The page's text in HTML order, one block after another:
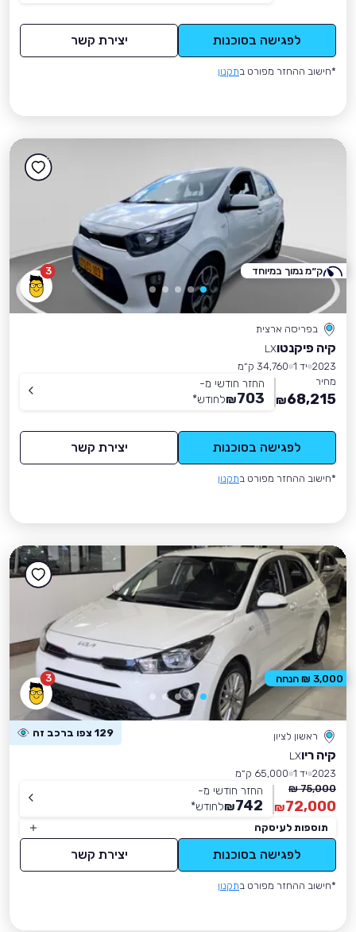
לפגישה בסוכנות יצירת קשר
*חישוב ההחזר מפורט בתקנון
3
בפריסה ארצית
קיה פיקנטוLX
2023 יד 1
34,760 ק״מ
מחיר
68,215
₪
החזר חודשי מ-
703
₪לחודש*
לפגישה בסוכנות יצירת קשר
*חישוב ההחזר מפורט בתקנון
ק״מ נמוך במיוחד
3
ראשון לציון 129 צפו ברכב זה
קיה ריוLX
2023 יד 1
65,000 ק״מ
75,000 ₪
72,000
₪
החזר חודשי מ-
742
₪לחודש*
תוספות לעיסקה
לפגישה בסוכנות יצירת קשר
*חישוב ההחזר מפורט בתקנון
3,000 ₪ הנחה